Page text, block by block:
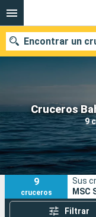
Cruceros
9
Encontrar un
Nuestros
Fecha de salida
Puertos
9
cruceros
Sus
MSC
Filtrar